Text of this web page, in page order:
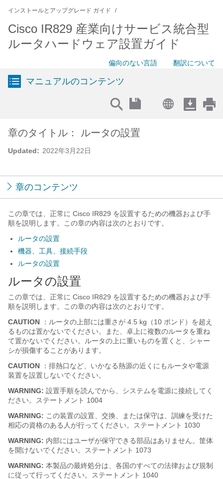
インストールとアップグレード ガイド
Cisco IR829 産業向けサービス統合型
ルータハードウェア設置ガイド
偏向のない言語 翻訳について
マニュアルのコンテンツ
Updated: 2022年3月22日
章のタイトル： ルータの設置
章のコンテンツ
この章では、正常に Cisco IR829 を設置するための機器および手
順を説明します。この章の内容は次のとおりです。
ルータの設置
機器、工具、接続手段
ルータの設置
ルータの設置
この章では、正常に Cisco IR829 を設置するための機器および手
順を説明します。この章の内容は次のとおりです。
CAUTION
：ルータの上部には重さが 4.5 kg（10 ポンド）を超え
るものは置かないでください。また、卓上に複数のルータを重ね
て置かないでください。ルータの上に重いものを置くと、シャー
シが損傷することがあります。
CAUTION
：排熱口など、いかなる熱源の近くにもルータや電源
装置を設置しないでください。
WARNING: 設置手順を読んでから、システムを電源に接続してく
ださい。ステートメント 1004
WARNING: この装置の設置、交換、または保守は、訓練を受けた
相応の資格のある人が行ってください。ステートメント 1030
WARNING: 内部にはユーザが保守できる部品はありません。筐体
を開けないでください。ステートメント 1073
WARNING: 本製品の最終処分は、各国のすべての法律および規制
に従って行ってください。ステートメント 1040